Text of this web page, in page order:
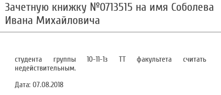
Зачетную книжку №0713515 на имя Соболева
Ивана Михайловича
студента группы 10-11-1з ТТ факультета считать
недействительным.
Дата: 07.08.2018